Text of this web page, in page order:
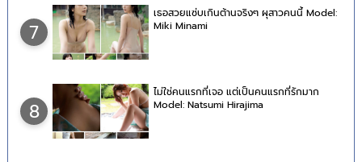
7
เธอสวยแซ่บเกินต้านจริงๆ ผุสาวคนนี้ Model:
Miki Minami
8
ไม่ใช่คนแรกที่เจอ แต่เป็นคนแรกที่รักมาก
Model: Natsumi Hirajima